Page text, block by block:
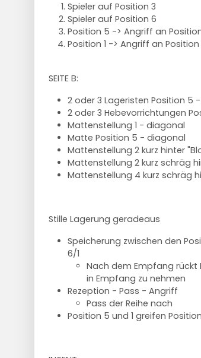
Spieler auf Position 3
Spieler auf Position 6
Position 5 -> Angriff an
Position 1 -> Angriff an Position
SEITE B:
2 oder 3 Lageristen Position 5
2 oder 3 Hebevorrichtungen
Mattenstellung 1 - diagonal
Matte Position 5 - diagonal
Mattenstellung 2 kurz hinter
Mattenstellung 2 kurz schräg
Mattenstellung 4 kurz schräg
Stille Lagerung geradeaus
Speicherung zwischen den
6/1
Nach dem Empfang rückt
in Empfang zu nehmen
Rezeption - Pass - Angriff
Pass der Reihe nach
Position 5 und 1 greifen